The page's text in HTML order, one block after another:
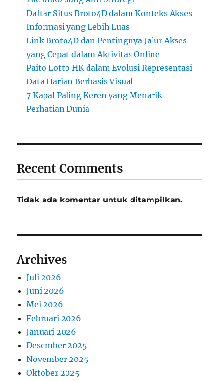
Daftar Situs Broto4D dalam Konteks Akses
Informasi yang Lebih Luas
Link Broto4D dan Pentingnya Jalur Akses
yang Cepat dalam Aktivitas Online
Paito Lotto HK dalam Evolusi Representasi
Data Harian Berbasis Visual
7 Kapal Paling Keren yang Menarik
Perhatian Dunia
Recent Comments
Tidak ada komentar untuk ditampilkan.
Archives
Juli 2026
Juni 2026
Mei 2026
Februari 2026
Januari 2026
Desember 2025
November 2025
Oktober 2025